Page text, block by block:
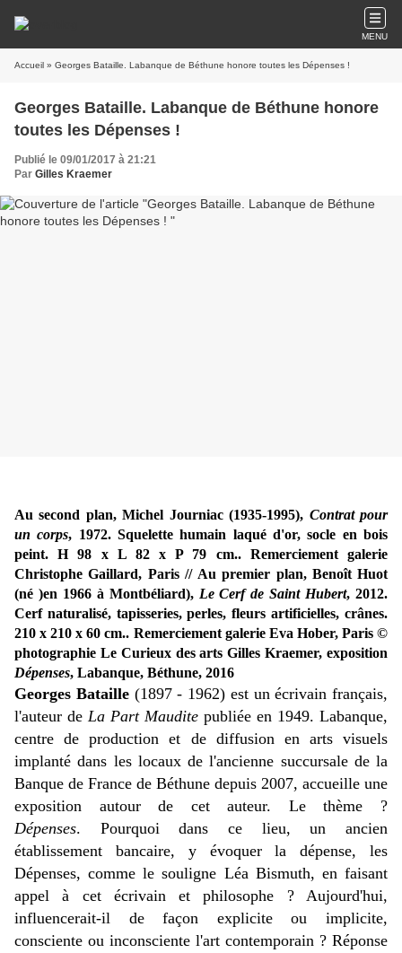
MENU
Accueil » Georges Bataille. Labanque de Béthune honore toutes les Dépenses !
Georges Bataille. Labanque de Béthune honore
toutes les Dépenses !
Publié le 09/01/2017 à 21:21
Par Gilles Kraemer
Au second plan, Michel Journiac (1935-1995), Contrat pour
un corps, 1972. Squelette humain laqué d'or, socle en bois
peint. H 98 x L 82 x P 79 cm.. Remerciement galerie
Christophe Gaillard, Paris // Au premier plan, Benoît Huot
(né )en 1966 à Montbéliard), Le Cerf de Saint Hubert, 2012.
Cerf naturalisé, tapisseries, perles, fleurs artificielles, crânes.
210 x 210 x 60 cm.. Remerciement galerie Eva Hober, Paris ©
photographie Le Curieux des arts Gilles Kraemer, exposition
Dépenses, Labanque, Béthune, 2016
Georges Bataille(1897 - 1962) est un écrivain français,
l'auteur de La Part Maudite publiée en 1949. Labanque,
centre de production et de diffusion en arts visuels
implanté dans les locaux de l'ancienne succursale de la
Banque de France de Béthune depuis 2007, accueille une
exposition autour de cet auteur. Le thème ?
Dépenses. Pourquoi dans ce lieu, un ancien
établissement bancaire, y évoquer la dépense, les
Dépenses, comme le souligne Léa Bismuth, en faisant
appel à cet écrivain et philosophe ? Aujourd'hui,
influencerait-il de façon explicite ou implicite,
consciente ou inconsciente l'art contemporain ? Réponse